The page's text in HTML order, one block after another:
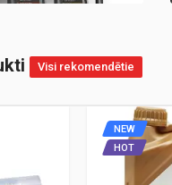
Visi rekomendētie
NEW
HOT